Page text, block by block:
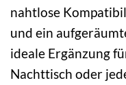
nahtlose
und ein
ideale Ergänzung
Nachttisch oder